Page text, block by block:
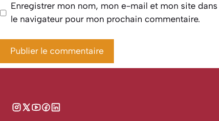
Enregistrer mon nom, mon e-mail et mon site dans
le navigateur pour mon prochain commentaire.